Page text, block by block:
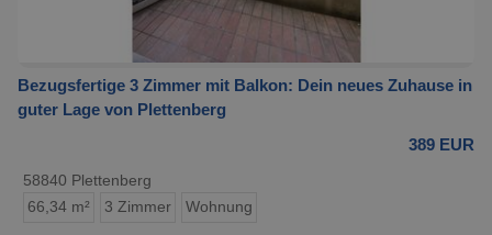
Bezugsfertige 3 Zimmer mit Balkon: Dein neues Zuhause in
guter Lage von Plettenberg
389 EUR
58840 Plettenberg
66,34 m²
3 Zimmer Wohnung